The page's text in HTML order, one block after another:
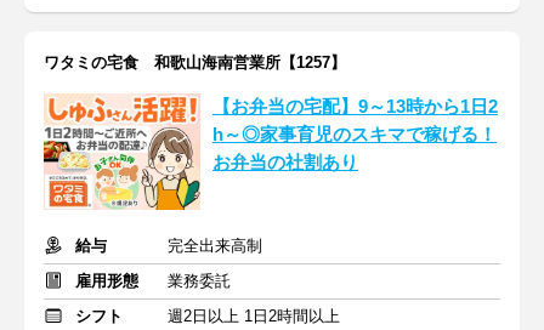
ワタミの宅食 和歌山海南営業所【1257】
【お弁当の宅配】9～13時から1日2
h～◎家事育児のスキマで稼げる！
お弁当の社割あり
給与
完全出来高制
雇用形態
業務委託
シフト
週2日以上 1日2時間以上